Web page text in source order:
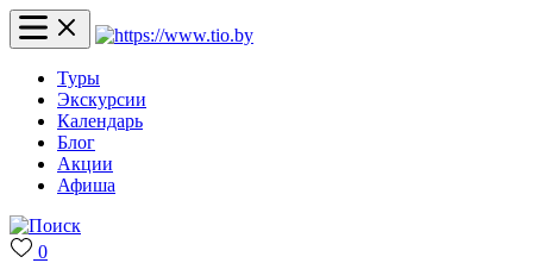
Туры
Экскурсии
Календарь
Блог
Акции
Афиша
0